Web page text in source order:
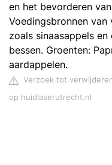
en het bevorderen
Voedingsbronnen
zoals sinaasappels
bessen. Groenten:
aardappelen.
Verzoek tot
op huidlaserutrecht.nl